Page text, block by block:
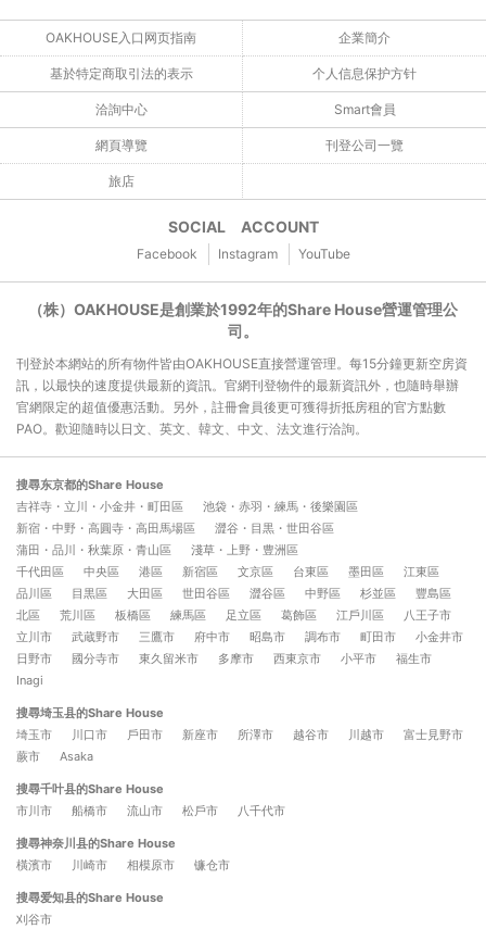
OAKHOUSE入口网页指南 企業簡介
基於特定商取引法的表示 个人信息保护方针
洽詢中心 Smart會員
網頁導覽 刊登公司一覽
旅店
SOCIAL ACCOUNT
Facebook Instagram YouTube
（株）OAKHOUSE是創業於1992年的Share House營運管理公
司。
刊登於本網站的所有物件皆由OAKHOUSE直接營運管理。每15分鐘更新空房資
訊，以最快的速度提供最新的資訊。官網刊登物件的最新資訊外，也隨時舉辦
官網限定的超值優惠活動。另外，註冊會員後更可獲得折抵房租的官方點數
PAO。歡迎隨時以日文、英文、韓文、中文、法文進行洽詢。
搜尋东京都的Share House
吉祥寺・立川・小金井・町田區
池袋・赤羽・練馬・後樂園區
新宿・中野・高圓寺・高田馬場區
澀谷・目黒・世田谷區
蒲田・品川・秋葉原・青山區
淺草・上野・豊洲區
千代田區
中央區 港區 新宿區 文京區 台東區 墨田區
江東區
品川區
目黒區 大田區 世田谷區 澀谷區 中野區 杉並區
豐島區
北區
荒川區 板橋區 練馬區 足立區 葛飾區 江戶川區
八王子市
立川市
武蔵野市 三鷹市 府中市 昭島市 調布市 町田市
小金井市
日野市
國分寺市 東久留米市 多摩市 西東京市 小平市
福生市
Inagi
搜尋埼玉县的Share House
埼玉市
川口市 戶田市 新座市 所澤市 越谷市 川越市
富士見野市
蕨市
Asaka
搜尋千叶县的Share House
市川市
船橋市 流山市 松戶市 八千代市
搜尋神奈川县的Share House
橫濱市
川崎市 相模原市 镰仓市
搜尋爱知县的Share House
刈谷市